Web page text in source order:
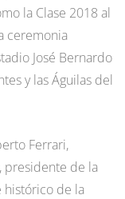
la Clase 2018 al
ceremonia
José Bernardo
y las Águilas del
Ferrari,
presidente de la
histórico de la